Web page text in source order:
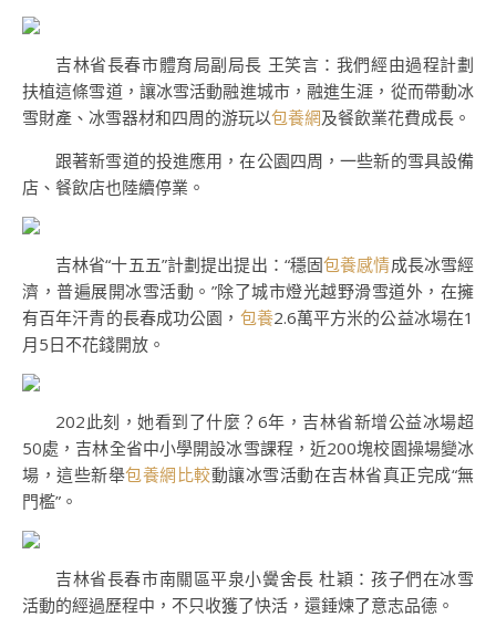
吉林省長春市體育局副局長 王笑言：我們經由過程計劃
扶植這條雪道，讓冰雪活動融進城市，融進生涯，從而帶動冰
雪財產、冰雪器材和四周的游玩以包養網及餐飲業花費成長。
跟著新雪道的投進應用，在公園四周，一些新的雪具設備
店、餐飲店也陸續停業。
吉林省“十五五”計劃提出提出：“穩固包養感情成長冰雪經
濟，普遍展開冰雪活動。”除了城市燈光越野滑雪道外，在擁
有百年汗青的長春成功公園， 包養2.6萬平方米的公益冰場在1
月5日不花錢開放。
202此刻，她看到了什麼？6年，吉林省新增公益冰場超
50處，吉林全省中小學開設冰雪課程，近200塊校園操場變冰
場，這些新舉包養網比較動讓冰雪活動在吉林省真正完成“無
門檻”。
吉林省長春市南關區平泉小黌舍長 杜穎：孩子們在冰雪
活動的經過歷程中，不只收獲了快活，還錘煉了意志品德。